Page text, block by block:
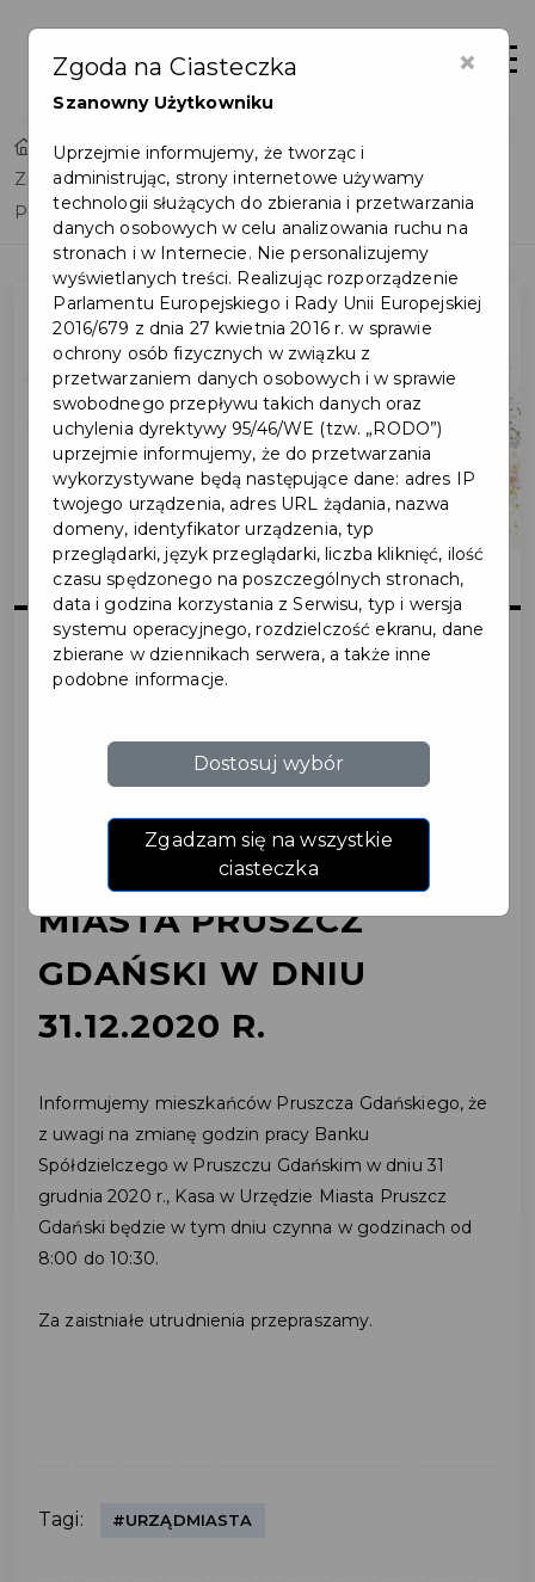
Home
Zmiana godzin otwarcia kasy w siedzibie Urzędu Miasta
Pruszcz Gdański w dniu 31.12.2020 r.
2020-12-30
ZMIANA GODZIN
OTWARCIA KASY W
SIEDZIBIE URZĘDU
MIASTA PRUSZCZ
GDAŃSKI W DNIU
31.12.2020 R.
Informujemy mieszkańców Pruszcza Gdańskiego, że
z uwagi na zmianę godzin pracy Banku
Spółdzielczego w Pruszczu Gdańskim w dniu 31
grudnia 2020 r., Kasa w Urzędzie Miasta Pruszcz
Gdański będzie w tym dniu czynna w godzinach od
8:00 do 10:30.
Za zaistniałe utrudnienia przepraszamy.
Tagi: #URZĄDMIASTA
×
Zgoda na Ciasteczka
Szanowny Użytkowniku
Uprzejmie informujemy, że tworząc i
administrując, strony internetowe używamy
technologii służących do zbierania i przetwarzania
danych osobowych w celu analizowania ruchu na
stronach i w Internecie. Nie personalizujemy
wyświetlanych treści. Realizując rozporządzenie
Parlamentu Europejskiego i Rady Unii Europejskiej
2016/679 z dnia 27 kwietnia 2016 r. w sprawie
ochrony osób fizycznych w związku z
przetwarzaniem danych osobowych i w sprawie
swobodnego przepływu takich danych oraz
uchylenia dyrektywy 95/46/WE (tzw. „RODO”)
uprzejmie informujemy, że do przetwarzania
wykorzystywane będą następujące dane: adres IP
twojego urządzenia, adres URL żądania, nazwa
domeny, identyfikator urządzenia, typ
przeglądarki, język przeglądarki, liczba kliknięć, ilość
czasu spędzonego na poszczególnych stronach,
data i godzina korzystania z Serwisu, typ i wersja
systemu operacyjnego, rozdzielczość ekranu, dane
zbierane w dziennikach serwera, a także inne
podobne informacje.
Dostosuj wybór
Zgadzam się na wszystkie
ciasteczka